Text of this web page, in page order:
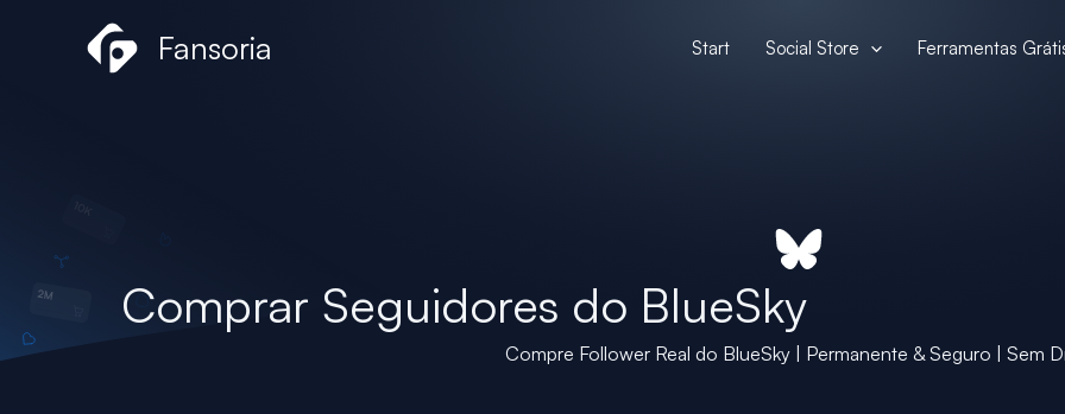
Fansoria Start Social Store Ferramentas
Comprar Seguidores do BlueSky
Compre Follower Real do BlueSky | Permanente & Seguro | Sem